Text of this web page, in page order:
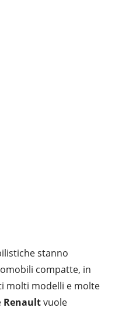
stanno
compatte, in
molti modelli e molte
Renaultvuole